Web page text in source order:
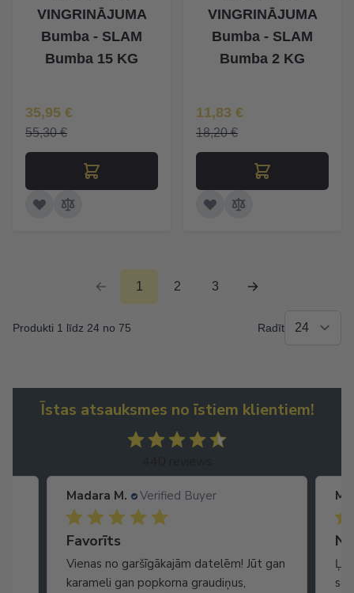
VINGRINĀJUMA
Bumba - SLAM
Bumba 15 KG
Īpaša Cena
35,95 €
55,30 €
VINGRINĀJUMA
Bumba - SLAM
Bumba 2 KG
Īpaša Cena
11,83 €
18,20 €
1 2 3
Produkti 1 līdz 24 no 75 Radīt
Īstas atsauksmes no īstiem klientiem!
Madara M. Verified Buyer
Favorīts
Vienas no garšīgākajām datelēm! Jūt gan
karameli gan popkorna graudiņus,